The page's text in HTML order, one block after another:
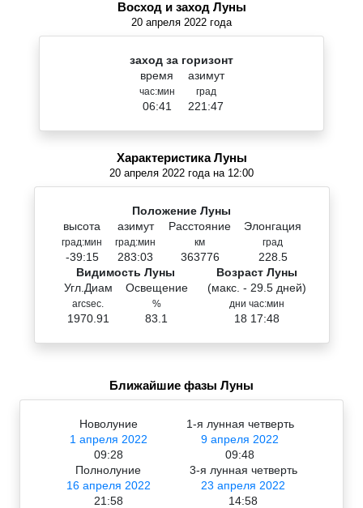
Восход и заход Луны
20 апреля 2022 года
заход за горизонт
время
час:мин
06:41
азимут
град
221:47
Характеристика Луны
20 апреля 2022 года на 12:00
Положение Луны
высота
град:мин
-39:15
азимут
град:мин
283:03
Расстояние
км
363776
Элонгация
град
228.5
Видимость Луны
Угл.Диам
arcsec.
1970.91
Освещение
%
83.1
Возраст Луны
(макс. - 29.5 дней)
дни час:мин
18 17:48
Ближайшие фазы Луны
Новолуние
1 апреля 2022
09:28
1-я лунная четверть
9 апреля 2022
09:48
Полнолуние
16 апреля 2022
21:58
3-я лунная четверть
23 апреля 2022
14:58